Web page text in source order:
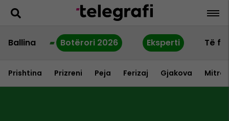
Ballina Botërori 2026 Eksperti Të
Prishtina Prizreni Peja Ferizaj Gjakova